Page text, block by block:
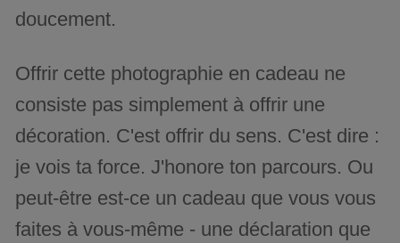
doucement.
Offrir cette photographie en cadeau ne
consiste pas simplement à offrir une
décoration. C'est offrir du sens. C'est dire :
je vois ta force. J'honore ton parcours. Ou
peut-être est-ce un cadeau que vous vous
faites à vous-même - une déclaration que